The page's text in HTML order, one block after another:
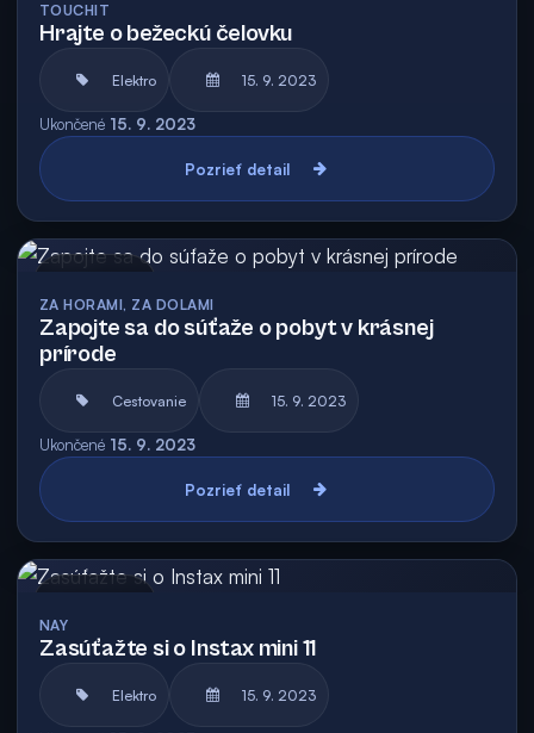
TOUCHIT
Hrajte o bežeckú čelovku
Elektro 15. 9. 2023
Ukončené 15. 9. 2023
Pozrieť detail
ZA HORAMI, ZA DOLAMI
Zapojte sa do súťaže o pobyt v krásnej
prírode
Cestovanie 15. 9. 2023
Ukončené 15. 9. 2023
Pozrieť detail
NAY
Zasúťažte si o Instax mini 11
Elektro 15. 9. 2023